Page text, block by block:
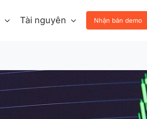
Tài nguyên Nhận bản demo